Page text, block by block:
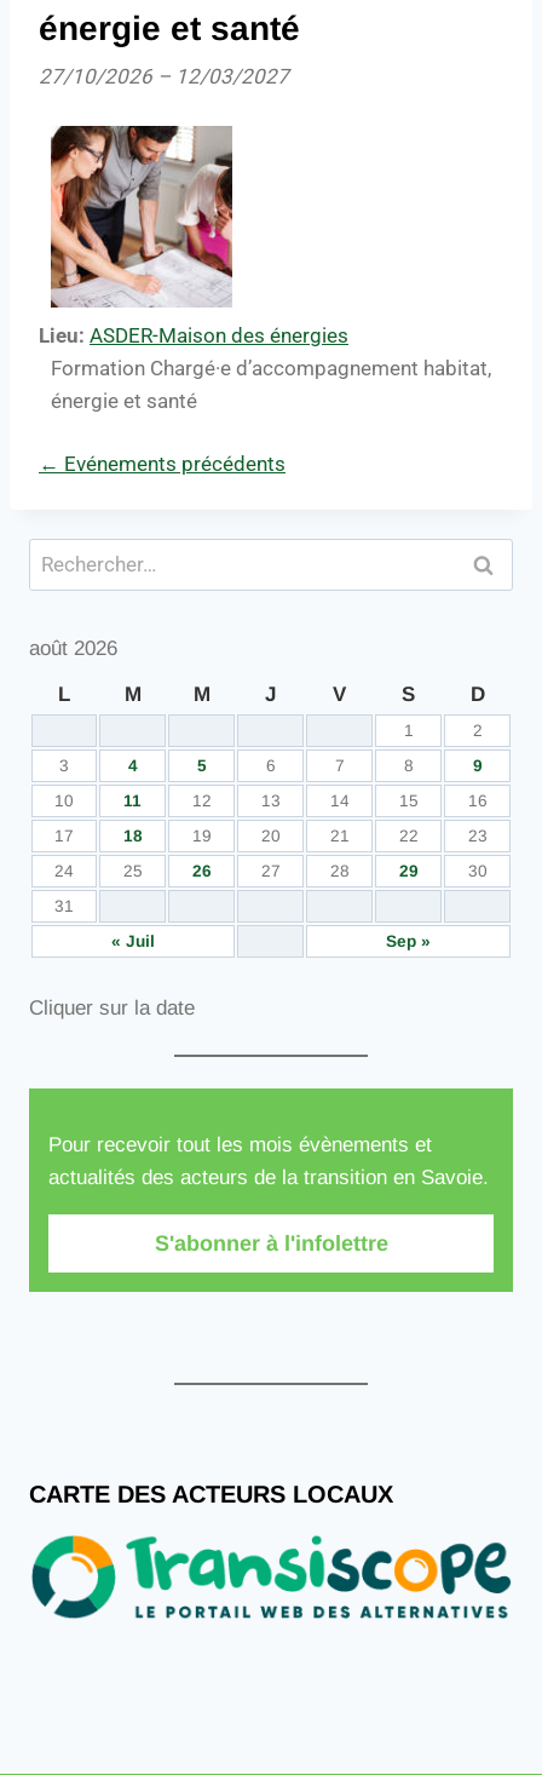
énergie et santé
27/10/2026 – 12/03/2027
Lieu: ASDER-Maison des énergies
Formation Chargé·e d’accompagnement habitat,
énergie et santé
← Evénements précédents
août 2026
L M M J V S D
1
2
3
4 5 6 7 8
9
10
11 12 13 14 15
16
17
18 19 20 21 22
23
24
25 26 27 28 29
30
31
« Juil
Sep »
Cliquer sur la date
Pour recevoir tout les mois évènements et
actualités des acteurs de la transition en Savoie.
S'abonner à l'infolettre
CARTE DES ACTEURS LOCAUX